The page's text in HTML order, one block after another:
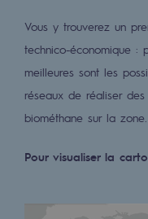
Gestion de
Gestion des
Energiz Mouv
Vous y trouverez un
technico-économique :
meilleures sont les
réseaux de réaliser
biométhane sur la zone.
Pour visualiser la